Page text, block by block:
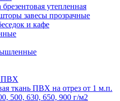
утепленная
завесы прозрачные
и кафе
ПВХ
ткань ПВХ на отрез от 1 м.п.
500, 630, 650, 900 г/м2